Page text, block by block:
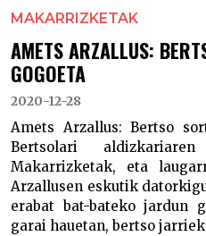
MAKARRIZKETAK
AMETS ARZALLUS:
GOGOETA
2020-12-28
Amets Arzallus: Bertso
Bertsolari
Makarrizketak, eta
Arzallusen eskutik
erabat bat-bateko jardun
garai hauetan, bertso jarriek